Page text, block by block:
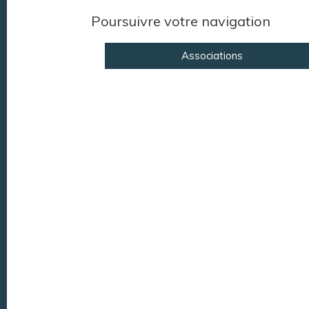
Poursuivre votre navigation
Associations